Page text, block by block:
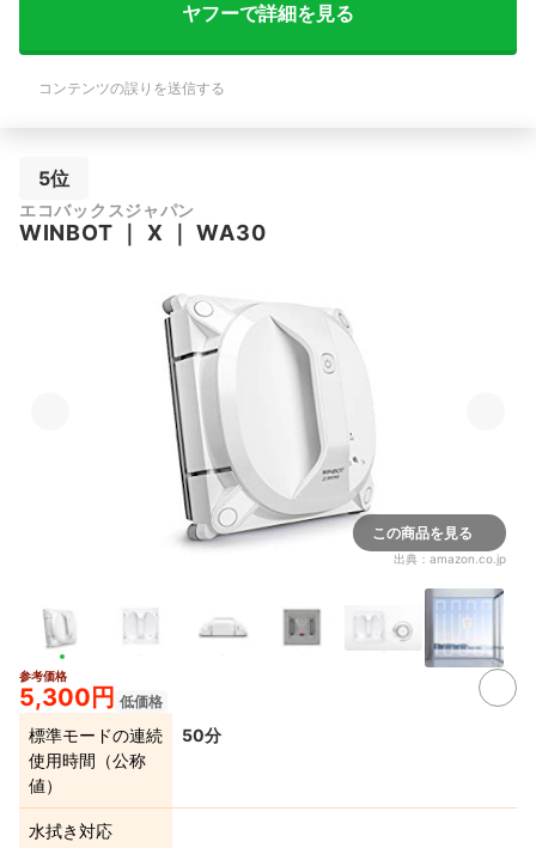
ヤフーで詳細を見る
コンテンツの誤りを送信する
5位
エコバックスジャパン
WINBOT ｜ X ｜WA30
この商品を見る
出典： amazon.co.jp
参考価格
5,300円 低価格
標準モードの連続
使用時間（公称
値）
50分
水拭き対応